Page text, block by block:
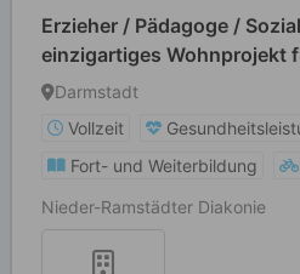
Erzieher / Pädagoge /
einzigartiges Wohnprojekt
Jugendliche
Darmstadt
Vollzeit
Fort- und Weiterbildung
Nieder-Ramstädter Diakonie